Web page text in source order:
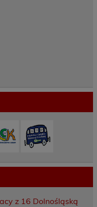
z 16 Dolnośląską